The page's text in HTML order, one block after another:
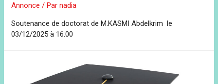
Annonce / Parnadia
Soutenance de doctorat de M.KASMI Abdelkrim le
03/12/2025 à 16:00